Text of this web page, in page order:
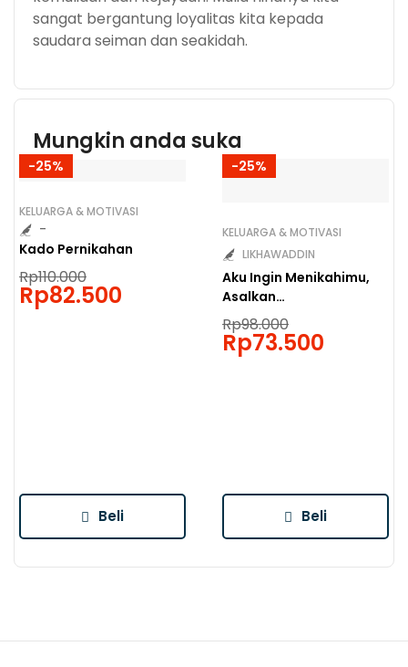
sangat bergantung loyalitas kita kepada
saudara seiman dan seakidah.
Mungkin anda suka
-25%
KELUARGA & MOTIVASI
-
Kado Pernikahan
Rp110.000
price
was:
Rp82.500
Beli
-25%
KELUARGA & MOTIVASI
LIKHAWADDIN
Aku Ingin Menikahimu,
Asalkan…
Rp98.000
price
was:
Rp73.500
Beli